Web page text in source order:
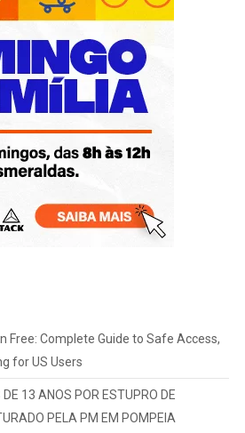
Free: Complete Guide to Safe Access,
for US Users
13 ANOS POR ESTUPRO DE
PELA PM EM POMPEIA